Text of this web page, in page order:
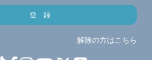
解除の方はこちら